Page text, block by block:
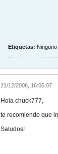
Etiquetas: Ninguno
21/12/2008, 16:05:07
Hola chuck777,
te recomiendo que
Saludos!